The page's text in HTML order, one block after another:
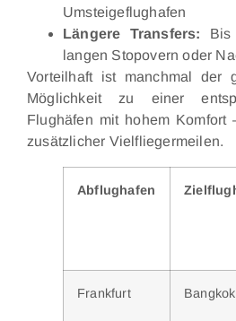
Umsteigeflughafen
Längere Transfers: Bis
langen Stopovern oder
Vorteilhaft ist manchmal der
Möglichkeit zu einer
Flughäfen mit hohem Komfort
zusätzlicher Vielfliegermeilen.
Abflughafen
Frankfurt Bangkok